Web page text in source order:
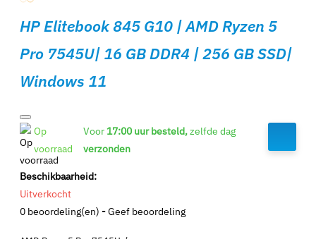
HP Elitebook 845 G10 | AMD Ryzen 5
Pro 7545U| 16 GB DDR4 | 256 GB SSD|
Windows 11
Op
voorraad
Voor17:00 uur besteld,zelfde dag
verzonden
Beschikbaarheid:
Uitverkocht
0 beoordeling(en) -Geef beoordeling